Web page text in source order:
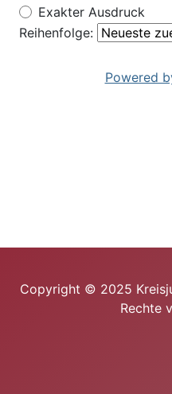
Exakter Ausdruck
Reihenfolge:
Powered
Copyright © 2025
Rechte